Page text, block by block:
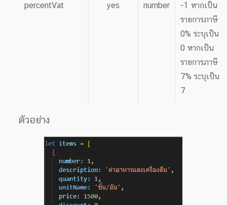
percentVat yes number
-1 หากเป็น
รายการภาษี
0% ระบุเป็น
0 หากเป็น
รายการภาษี
7% ระบุเป็น
7
ตัวอย่าง